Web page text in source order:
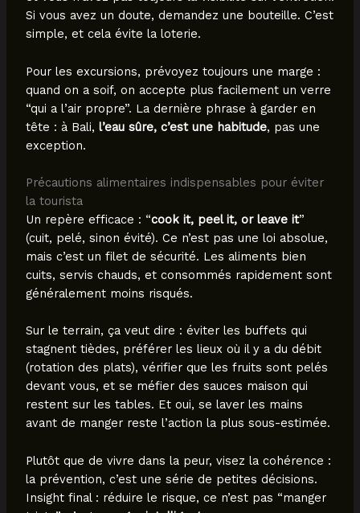
Si vous avez un doute, demandez une bouteille. C’est
simple, et cela évite la loterie.
Pour les excursions, prévoyez toujours une marge :
quand on a soif, on accepte plus facilement un verre
“qui a l’air propre”. La dernière phrase à garder en
tête : à Bali, l’eau sûre, c’est une habitude, pas une
exception.
Précautions alimentaires indispensables pour éviter
la tourista
Un repère efficace : “cook it, peel it, or leave it”
(cuit, pelé, sinon évité). Ce n’est pas une loi absolue,
mais c’est un filet de sécurité. Les aliments bien
cuits, servis chauds, et consommés rapidement sont
généralement moins risqués.
Sur le terrain, ça veut dire : éviter les buffets qui
stagnent tièdes, préférer les lieux où il y a du débit
(rotation des plats), vérifier que les fruits sont pelés
devant vous, et se méfier des sauces maison qui
restent sur les tables. Et oui, se laver les mains
avant de manger reste l’action la plus sous-estimée.
Plutôt que de vivre dans la peur, visez la cohérence :
la prévention, c’est une série de petites décisions.
Insight final : réduire le risque, ce n’est pas “manger